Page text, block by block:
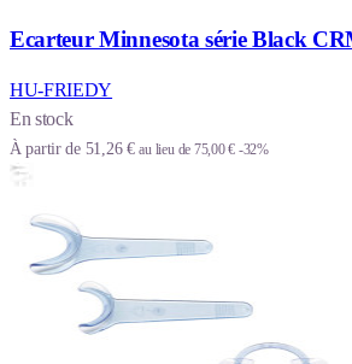
Ecarteur Minnesota série Black
HU-FRIEDY
En stock
À partir de 51,26 € au lieu de 75,00 € -32%